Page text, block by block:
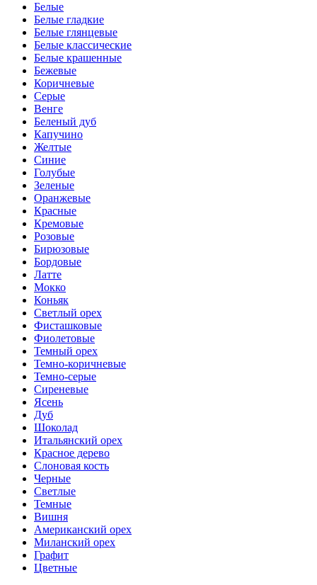
Белые
Белые гладкие
Белые глянцевые
Белые классические
Белые крашенные
Бежевые
Коричневые
Серые
Венге
Беленый дуб
Капучино
Желтые
Синие
Голубые
Зеленые
Оранжевые
Красные
Кремовые
Розовые
Бирюзовые
Бордовые
Латте
Мокко
Коньяк
Светлый орех
Фисташковые
Фиолетовые
Темный орех
Темно-коричневые
Темно-серые
Сиреневые
Ясень
Дуб
Шоколад
Итальянский орех
Красное дерево
Слоновая кость
Черные
Светлые
Темные
Вишня
Американский орех
Миланский орех
Графит
Цветные